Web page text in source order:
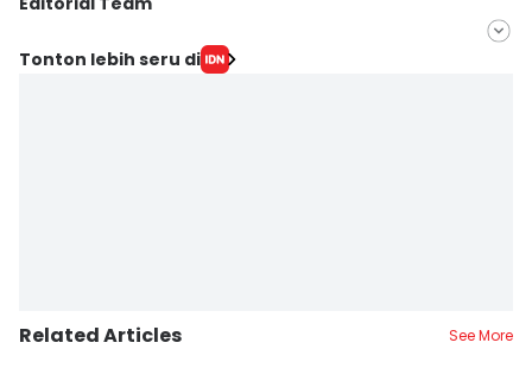
Editor
Tonton lebih seru di
Related Articles See More